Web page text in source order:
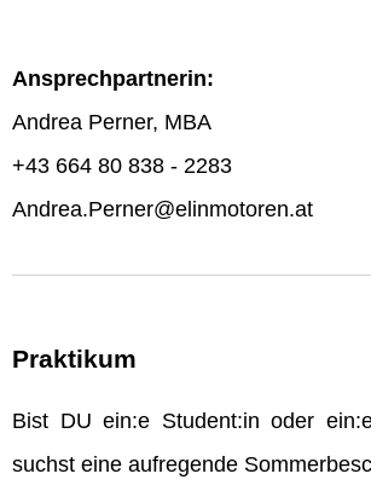
Ansprechpartnerin:
Andrea Perner, MBA
+43 664 80 838 - 2283
Andrea.Perner@elinmotoren.at
Praktikum
Bist DU ein:e Student:in oder
suchst eine aufregende